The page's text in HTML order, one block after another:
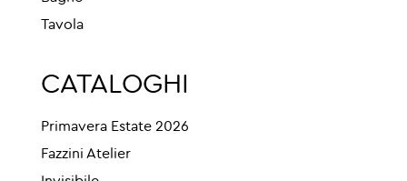
Tavola
CATALOGHI
Primavera Estate 2026
Fazzini Atelier